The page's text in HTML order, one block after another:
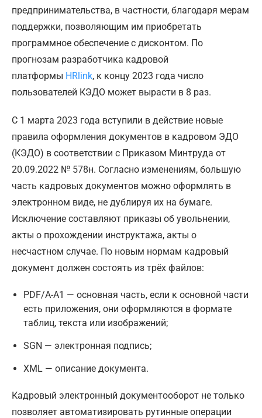
предпринимательства, в частности, благодаря мерам
поддержки, позволяющим им приобретать
программное обеспечение с дисконтом. По
прогнозам разработчика кадровой
платформы HRlink, к концу 2023 года число
пользователей КЭДО может вырасти в 8 раз.
С 1 марта 2023 года вступили в действие новые
правила оформления документов в кадровом ЭДО
(КЭДО) в соответствии с Приказом Минтруда от
20.09.2022 № 578н. Согласно изменениям, большую
часть кадровых документов можно оформлять в
электронном виде, не дублируя их на бумаге.
Исключение составляют приказы об увольнении,
акты о прохождении инструктажа, акты о
несчастном случае. По новым нормам кадровый
документ должен состоять из трёх файлов:
PDF/A-A1 — основная часть, если к основной части
есть приложения, они оформляются в формате
таблиц, текста или изображений;
SGN — электронная подпись;
XML — описание документа.
Кадровый электронный документооборот не только
позволяет автоматизировать рутинные операции